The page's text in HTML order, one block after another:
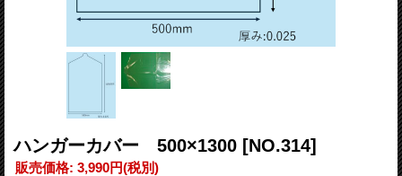
ハンガーカバー 500×1300 [NO.314]
販売価格: 3,990円(税別)